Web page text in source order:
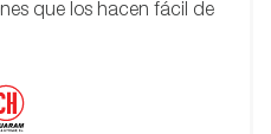
que los hacen fácil de